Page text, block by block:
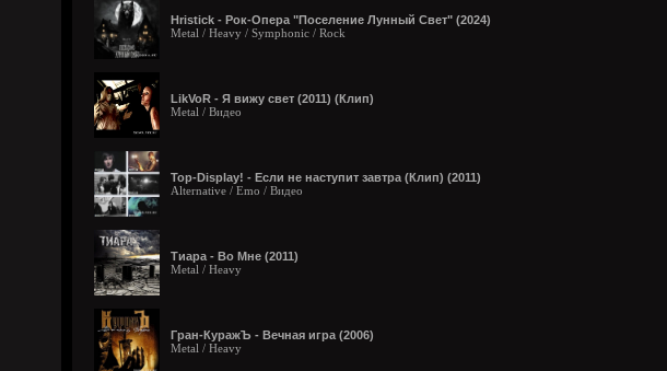
Hristick - Рок-Опера "Поселение Лунный Свет" (2024)
Metal / Heavy / Symphonic / Rock
LikVoR - Я вижу свет (2011) (Клип)
Metal / Видео
Top-Display! - Если не наступит завтра (Клип) (2011)
Alternative / Emo / Видео
Тиара - Во Мне (2011)
Metal / Heavy
Гран-КуражЪ - Вечная игра (2006)
Metal / Heavy